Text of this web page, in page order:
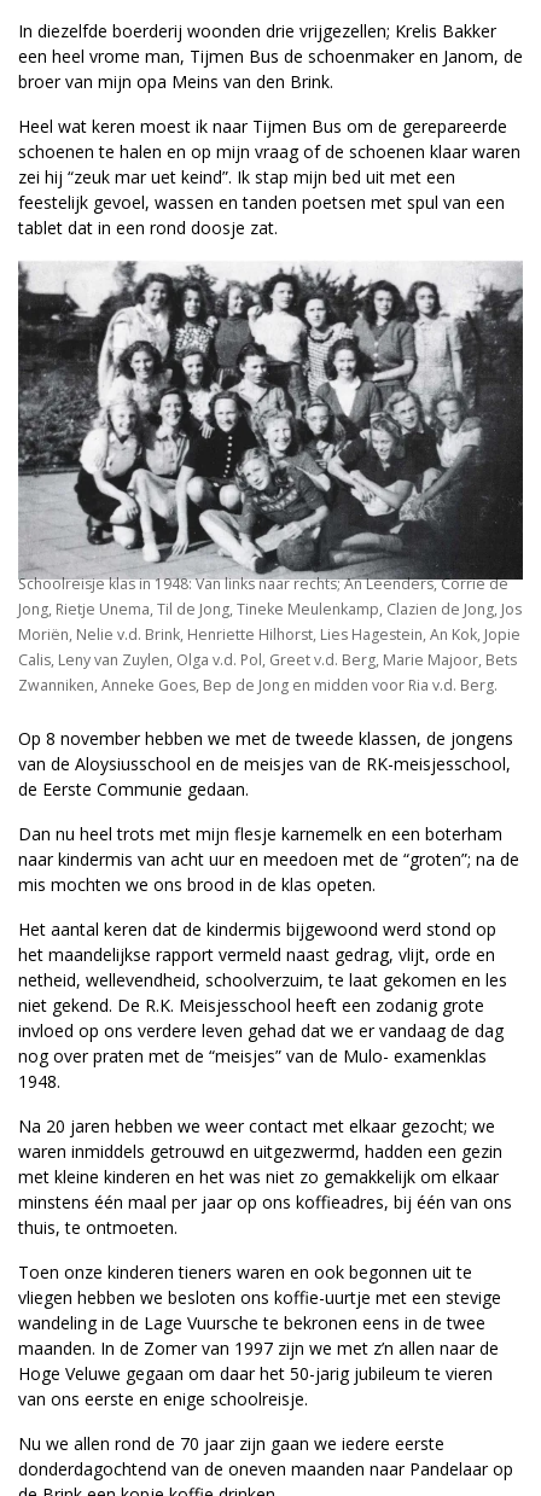
In diezelfde boerderij woonden drie vrijgezellen; Krelis Bakker
een heel vrome man, Tijmen Bus de schoenmaker en Janom, de
broer van mijn opa Meins van den Brink.
Heel wat keren moest ik naar Tijmen Bus om de gerepareerde
schoenen te halen en op mijn vraag of de schoenen klaar waren
zei hij “zeuk mar uet keind”. Ik stap mijn bed uit met een
feestelijk gevoel, wassen en tanden poetsen met spul van een
tablet dat in een rond doosje zat.
Schoolreisje klas in 1948: Van links naar rechts; An Leenders, Corrie de
Jong, Rietje Unema, Til de Jong, Tineke Meulenkamp, Clazien de Jong, Jos
Moriën, Nelie v.d. Brink, Henriette Hilhorst, Lies Hagestein, An Kok, Jopie
Calis, Leny van Zuylen, Olga v.d. Pol, Greet v.d. Berg, Marie Majoor, Bets
Zwanniken, Anneke Goes, Bep de Jong en midden voor Ria v.d. Berg.
Op 8 november hebben we met de tweede klassen, de jongens
van de Aloysiusschool en de meisjes van de RK-meisjesschool,
de Eerste Communie gedaan.
Dan nu heel trots met mijn flesje karnemelk en een boterham
naar kindermis van acht uur en meedoen met de “groten”; na de
mis mochten we ons brood in de klas opeten.
Het aantal keren dat de kindermis bijgewoond werd stond op
het maandelijkse rapport vermeld naast gedrag, vlijt, orde en
netheid, wellevendheid, schoolverzuim, te laat gekomen en les
niet gekend. De R.K. Meisjesschool heeft een zodanig grote
invloed op ons verdere leven gehad dat we er vandaag de dag
nog over praten met de “meisjes” van de Mulo- examenklas
1948.
Na 20 jaren hebben we weer contact met elkaar gezocht; we
waren inmiddels getrouwd en uitgezwermd, hadden een gezin
met kleine kinderen en het was niet zo gemakkelijk om elkaar
minstens één maal per jaar op ons koffieadres, bij één van ons
thuis, te ontmoeten.
Toen onze kinderen tieners waren en ook begonnen uit te
vliegen hebben we besloten ons koffie-uurtje met een stevige
wandeling in de Lage Vuursche te bekronen eens in de twee
maanden. In de Zomer van 1997 zijn we met z’n allen naar de
Hoge Veluwe gegaan om daar het 50-jarig jubileum te vieren
van ons eerste en enige schoolreisje.
Nu we allen rond de 70 jaar zijn gaan we iedere eerste
donderdagochtend van de oneven maanden naar Pandelaar op